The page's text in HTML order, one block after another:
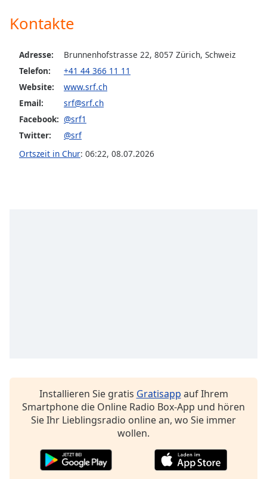
Font
Family
Reset
Done
Modal
Dialog
dialog
Kontakte
Adresse:
Brunnenhofstrasse 22, 8057 Zürich, Schweiz
Telefon:
+41 44 366 11 11
Website:
www.srf.ch
Email:
srf@srf.ch
Facebook: @srf1
Twitter:
@srf
Ortszeit in Chur: 06:22, 08.07.2026
Installieren Sie gratis Gratisapp auf Ihrem
Smartphone die Online Radio Box-App und hören
Sie Ihr Lieblingsradio online an, wo Sie immer
wollen.